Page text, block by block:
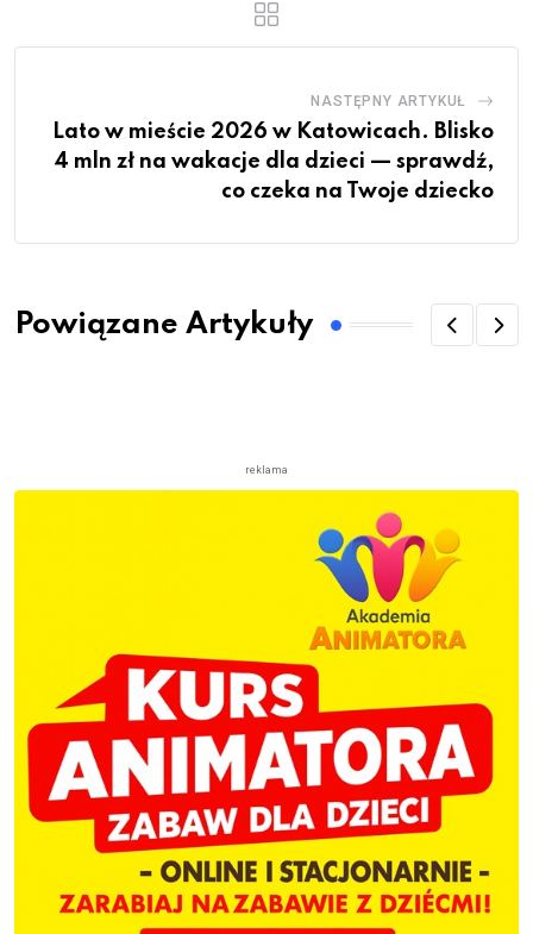
NASTĘPNY ARTYKUŁ
Lato w mieście 2026 w Katowicach. Blisko
4 mln zł na wakacje dla dzieci — sprawdź,
co czeka na Twoje dziecko
Powiązane Artykuły
reklama